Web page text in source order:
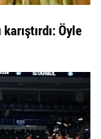
Öyle